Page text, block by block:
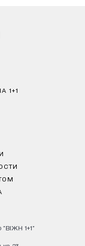
1+1
"ВІЖН 1+1"